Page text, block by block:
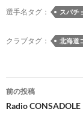
o
k
選手名タグ： スパチ
クラブタグ： 北海道
投
稿
前の投稿
Radio